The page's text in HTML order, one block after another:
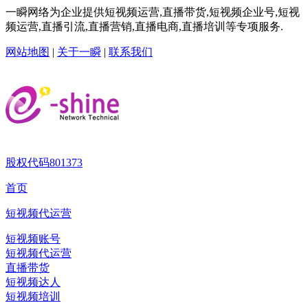
一瞬网络为企业提供短视频运营,直播带货,短视频企业号,短视
频运营,直播引流,直播营销,直播电商,直播培训等专项服务.
网站地图 | 关于一瞬 | 联系我们
股权代码801373
首页
短视频代运营
短视频账号
短视频代运营
直播带货
短视频达人
短视频培训